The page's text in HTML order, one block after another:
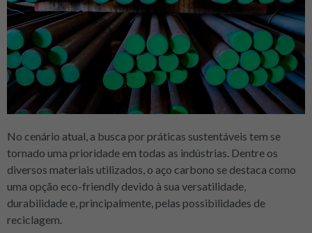
No cenário atual, a busca por práticas sustentáveis tem se
tornado uma prioridade em todas as indústrias. Dentre os
diversos materiais utilizados, o aço carbono se destaca como
uma opção eco-friendly devido à sua versatilidade,
durabilidade e, principalmente, pelas possibilidades de
reciclagem.